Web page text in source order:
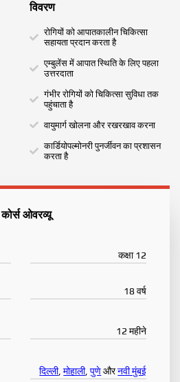
विवरण
रोगियों को आपातकालीन चिकित्सा
सहायता प्रदान करता है
एम्बुलेंस में आपात स्थिति के लिए पहला
उत्तरदाता
गंभीर रोगियों को चिकित्सा सुविधा तक
पहुंचाता है
वायुमार्ग खोलना और रखरखाव करना
कार्डियोपल्मोनरी पुनर्जीवन का प्रशासन
करता है
कोर्स ओवरव्यू
कक्षा 12
18 वर्ष
12 महीने
दिल्ली,मोहाली,पुणेऔरनवी मुंबई